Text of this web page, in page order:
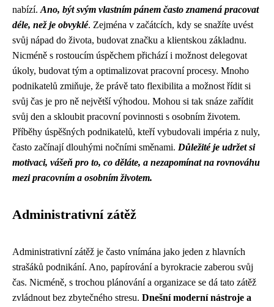
nabízí. Ano, být svým vlastním pánem často znamená pracovat
déle, než je obvyklé. Zejména v začátcích, kdy se snažíte uvést
svůj nápad do života, budovat značku a klientskou základnu.
Nicméně s rostoucím úspěchem přichází i možnost delegovat
úkoly, budovat tým a optimalizovat pracovní procesy. Mnoho
podnikatelů zmiňuje, že právě tato flexibilita a možnost řídit si
svůj čas je pro ně největší výhodou. Mohou si tak snáze zařídit
svůj den a skloubit pracovní povinnosti s osobním životem.
Příběhy úspěšných podnikatelů, kteří vybudovali impéria z nuly,
často začínají dlouhými nočními směnami. Důležité je udržet si
motivaci, vášeň pro to, co děláte, a nezapomínat na rovnováhu
mezi pracovním a osobním životem.
Administrativní zátěž
Administrativní zátěž je často vnímána jako jeden z hlavních
strašáků podnikání. Ano, papírování a byrokracie zaberou svůj
čas. Nicméně, s trochou plánování a organizace se dá tato zátěž
zvládnout bez zbytečného stresu. Dnešní moderní nástroje a